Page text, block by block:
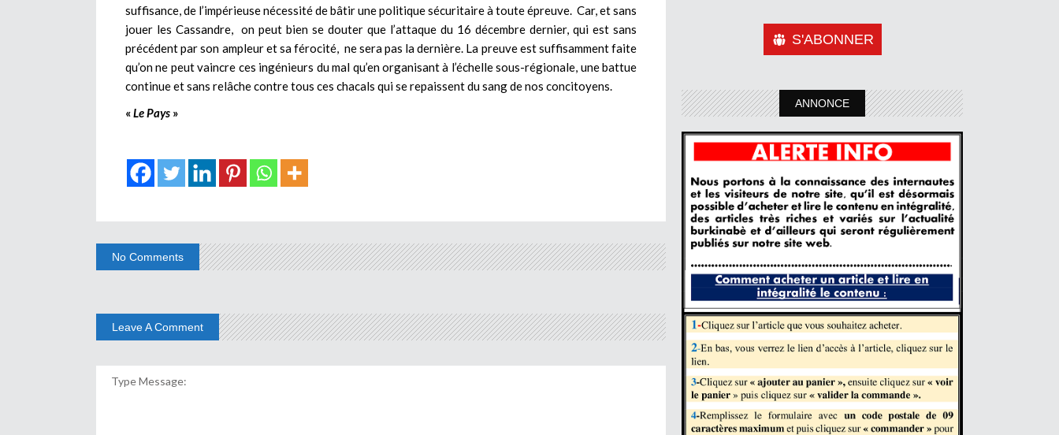
suffisance, de l’impérieuse nécessité de bâtir une politique sécuritaire à toute épreuve. Car, et sans
jouer les Cassandre, on peut bien se douter que l’attaque du 16 décembre dernier, qui est sans
précédent par son ampleur et sa férocité, ne sera pas la dernière. La preuve est suffisamment faite
qu’on ne peut vaincre ces ingénieurs du mal qu’en organisant à l’échelle sous-régionale, une battue
continue et sans relâche contre tous ces chacals qui se repaissent du sang de nos concitoyens.
«Le Pays »
No Comments
Leave A Comment
S'ABONNER
ANNONCE